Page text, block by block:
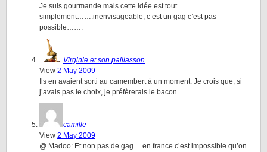
Je suis gourmande mais cette idée est tout
simplement…….inenvisageable, c’est un gag c’est pas
possible…….
Virginie et son paillasson
View 2 May 2009
Ils en avaient sorti au camembert à un moment. Je crois que, si
j’avais pas le choix, je préfèrerais le bacon.
camille
View 2 May 2009
@ Madoo: Et non pas de gag… en france c’est impossible qu’on